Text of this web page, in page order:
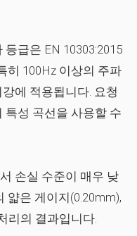
급은 EN 10303:2015
히 100Hz 이상의 주파
에 적용됩니다. 요청
특성 곡선을 사용할 수
손실 수준이 매우 낮
얇은 게이지(0.20mm),
리의 결과입니다.